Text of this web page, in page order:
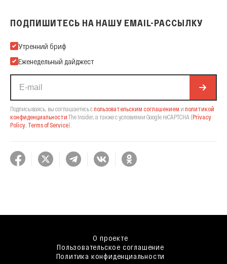
ПОДПИШИТЕСЬ НА НАШУ EMAIL-РАССЫЛКУ
Подпишитесь на нашу Email-рассылку
Утренний бриф
Еженедельный дайджест
Подписываясь, вы соглашаетесь спользовательским соглашением и политикой
конфиденциальности The Insider, а также с условиями Google reCAPTCHA (Privacy
Policy, Terms of Service).
О проекте
Пользовательское соглашение
Политика конфиденциальности